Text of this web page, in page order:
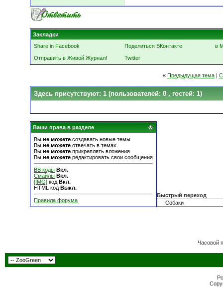
Закладки
Share in Facebook
Поделиться ВКонтакте
в
Отправить в Живой Журнал!
Twitter
« Предыдущая тема|
Здесь присутствуют: 1 (пользователей: 0 , гостей: 1)
Ваши права в разделе
Вы не можете создавать новые темы
Вы не можете отвечать в темах
Вы не можете прикреплять вложения
Вы не можете редактировать свои сообщения
BB коды Вкл.
Смайлы Вкл.
[IMG] код Вкл.
HTML код Выкл.
Правила форума
Быстрый переход
Часовой